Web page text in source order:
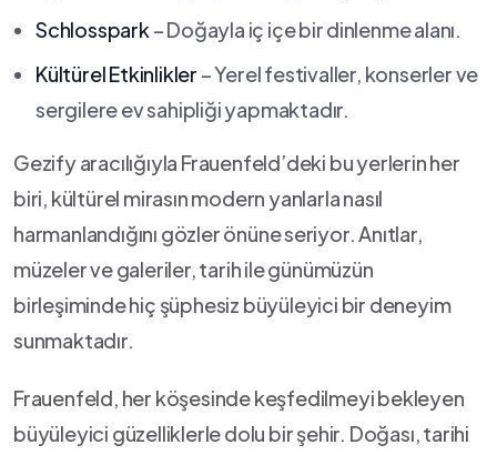
Schlosspark – Doğayla iç içe⁢ bir⁢ dinlenme alanı.
Kültürel Etkinlikler – Yerel festivaller, konserler ve
sergilere ev sahipliği yapmaktadır.
Gezify ​aracılığıyla Frauenfeld’deki bu yerlerin her
biri, kültürel mirasın ‍modern yanlarla nasıl
harmanlandığını gözler önüne⁤ seriyor. Anıtlar,
müzeler ve ⁢galeriler, tarih ile​ günümüzün
birleşiminde hiç şüphesiz büyüleyici bir deneyim
sunmaktadır.
Frauenfeld, her köşesinde keşfedilmeyi bekleyen
büyüleyici güzelliklerle dolu bir şehir. Doğası, tarihi